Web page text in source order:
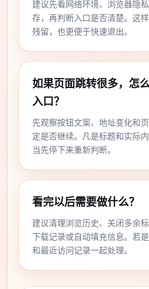
建议先看网络环境、浏览器隐
存，再判断入口是否清楚。这
残留，也更便于快速退出。
如果页面跳转很多，怎
入口？
先观察按钮文案、地址变化和
定是否继续。凡是标题和实际
当先停下来重新判断。
看完以后需要做什么？
建议清理浏览历史、关闭多余
下载记录或自动填充信息。若
和最近访问记录一起处理。